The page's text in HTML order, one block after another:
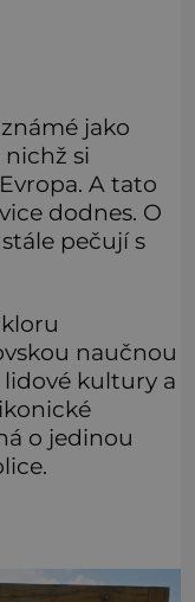
známé jako
si
A tato
dodnes. O
pečují s
naučnou
kultury a
o jedinou